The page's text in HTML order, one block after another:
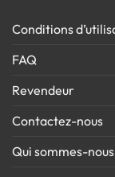
Conditions
FAQ
Revendeur
Contactez-nous
Qui sommes-